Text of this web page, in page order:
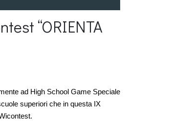
“ORIENTA
ad High School Game Speciale
superiori che in questa IX